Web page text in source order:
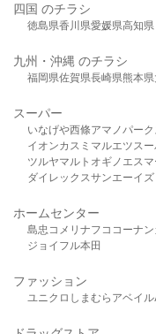
四国 のチラシ
徳島県香川県愛媛県高知県
九州・沖縄 のチラシ
福岡県佐賀県長崎県熊本県
スーパー
いなげや西條アマノパーク
イオンカスミ マルエツス
ツルヤマルト オギノ エスマ
ダイレックスサンエーイ
ホームセンター
島忠 コメリ ナフコ コーナン
ジョイフル本田
ファッション
ユニクロ しまむら アベイル